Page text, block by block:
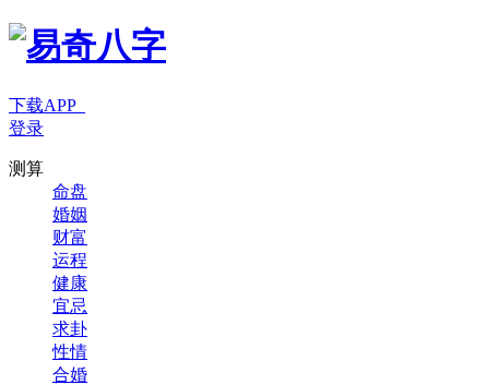
下载APP
登录
测算
命盘
婚姻
财富
运程
健康
宜忌
求卦
性情
合婚